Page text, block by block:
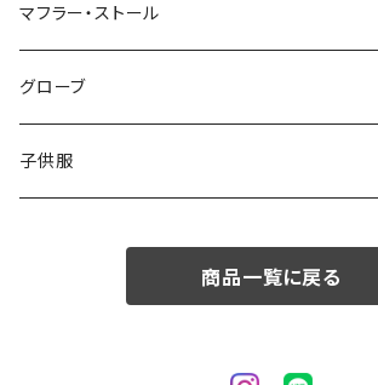
50/XL～
48/L
50/XL～
46/M
48/L
50/XL～
～44/S
46/M
48/L
マフラー・ストール
グローブ
子供服
商品一覧に戻る